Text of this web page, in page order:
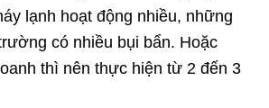
lạnh hoạt động nhiều, những
có nhiều bụi bẩn. Hoặc
thì nên thực hiện từ 2 đến 3